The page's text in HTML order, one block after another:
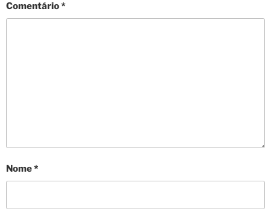
Comentário*
Nome*